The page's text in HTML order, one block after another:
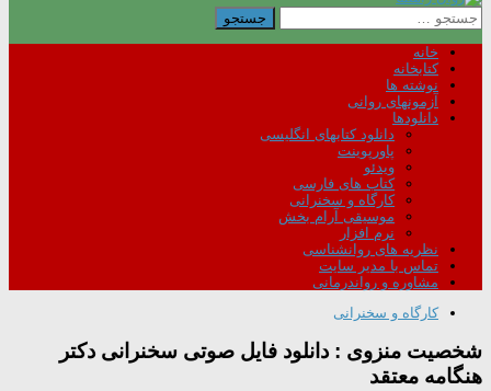
جستجو
برای:
خانه
کتابخانه
نوشته ها
آزمونهای روانی
دانلودها
دانلود کتابهای انگلیسی
پاورپوینت
ویدئو
کتاب های فارسی
کارگاه و سخنرانی
موسیقی آرام بخش
نرم افزار
نظریه های روانشناسی
تماس با مدیر سایت
مشاوره و رواندرمانی
کارگاه و سخنرانی
شخصیت منزوی : دانلود فایل صوتی سخنرانی دکتر
هنگامه معتقد